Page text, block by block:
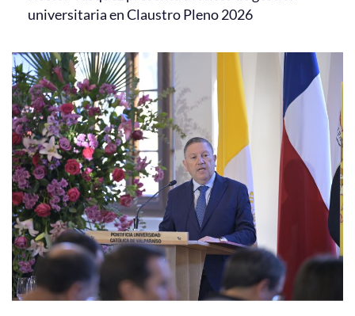
universitaria en Claustro Pleno 2026